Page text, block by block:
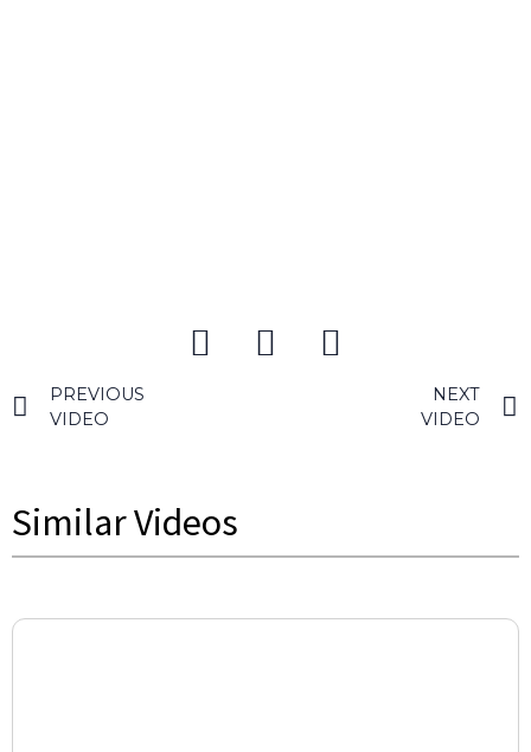
PREVIOUS
VIDEO
NEXT
VIDEO
Similar Videos